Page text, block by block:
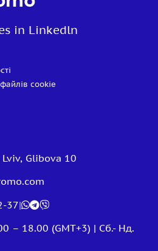
in Linkedln
cookie
Glibova 10
37|
– 18.00 (GMT+3) | Сб.- Нд.